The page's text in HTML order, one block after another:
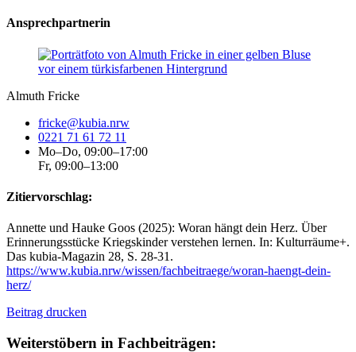
Ansprechpartnerin
Almuth Fricke
fricke@kubia.nrw
0221 71 61 72 11
Mo–Do, 09:00–17:00
Fr, 09:00–13:00
Zitiervorschlag:
Annette und Hauke Goos (2025): Woran hängt dein Herz. Über
Erinnerungsstücke Kriegskinder verstehen lernen. In: Kulturräume+.
Das kubia-Magazin 28, S. 28-31.
https://www.kubia.nrw/wissen/fachbeitraege/woran-haengt-dein-
herz/
Beitrag drucken
Weiterstöbern in Fachbeiträgen: